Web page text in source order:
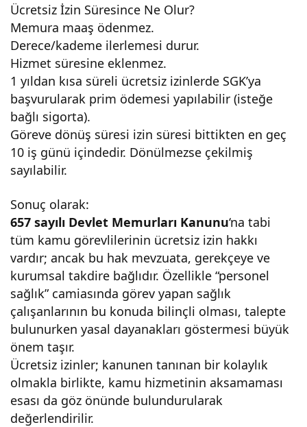
Ücretsiz İzin Süresince Ne Olur?
Memura maaş ödenmez.
Derece/kademe ilerlemesi durur.
Hizmet süresine eklenmez.
1 yıldan kısa süreli ücretsiz izinlerde SGK’ya
başvurularak prim ödemesi yapılabilir (isteğe
bağlı sigorta).
Göreve dönüş süresi izin süresi bittikten en geç
10 iş günü içindedir. Dönülmezse çekilmiş
sayılabilir.
Sonuç olarak:
657 sayılı Devlet Memurları Kanunu‘na tabi
tüm kamu görevlilerinin ücretsiz izin hakkı
vardır; ancak bu hak mevzuata, gerekçeye ve
kurumsal takdire bağlıdır. Özellikle “personel
sağlık” camiasında görev yapan sağlık
çalışanlarının bu konuda bilinçli olması, talepte
bulunurken yasal dayanakları göstermesi büyük
önem taşır.
Ücretsiz izinler; kanunen tanınan bir kolaylık
olmakla birlikte, kamu hizmetinin aksamaması
esası da göz önünde bulundurularak
değerlendirilir.